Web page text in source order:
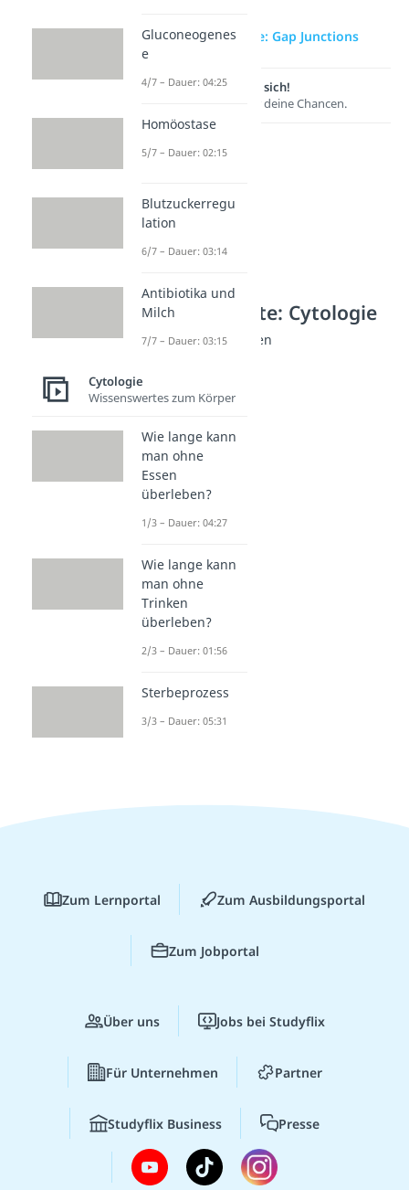
zur Videoseite: Gap Junctions
Lernen lohnt sich!
Entdecke hier deine Chancen.
Weitere Inhalte: Cytologie
Zell-Zell-Verbindungen
Dauer: 04:06
Gap Junctions
Tight Junctions
Dauer: 05:02
Desmosomen
Dauer: 04:12
Gluconeogenes
e
4/7 – Dauer: 04:25
Homöostase
5/7 – Dauer: 02:15
Blutzuckerregu
lation
6/7 – Dauer: 03:14
Antibiotika und
Milch
7/7 – Dauer: 03:15
Cytologie
Wissenswertes zum Körper
Wie lange kann
man ohne
Essen
überleben?
1/3 – Dauer: 04:27
Wie lange kann
man ohne
Trinken
überleben?
2/3 – Dauer: 01:56
Sterbeprozess
3/3 – Dauer: 05:31
Zum Lernportal Zum Ausbildungsportal
Zum Jobportal
Über uns Jobs bei Studyflix
Für Unternehmen Partner
Studyflix Business Presse